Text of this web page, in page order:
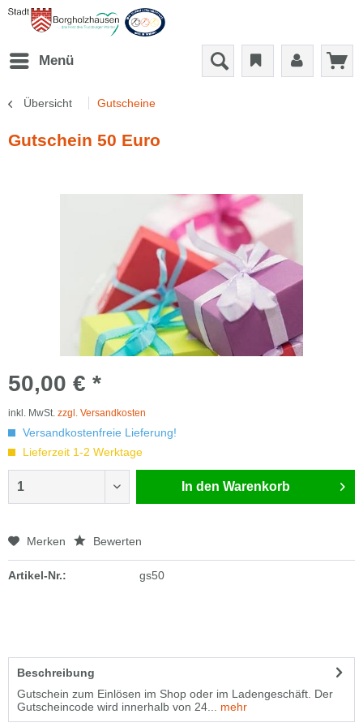
Menü
Übersicht Gutscheine
Gutschein 50 Euro
50,00 € *
inkl. MwSt. zzgl. Versandkosten
Versandkostenfreie Lieferung!
Lieferzeit 1-2 Werktage
In den Warenkorb
Merken Bewerten
Artikel-Nr.: gs50
Beschreibung
Gutschein zum Einlösen im Shop oder im Ladengeschäft. Der
Gutscheincode wird innerhalb von 24...
mehr